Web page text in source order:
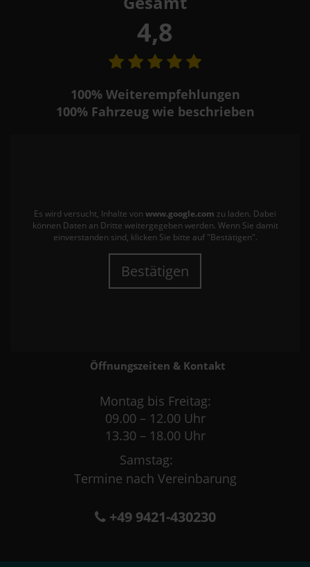
4,8
100%Weiterempfehlungen
100%Fahrzeug wie beschrieben
Es wird versucht, Inhalte von www.google.com zu laden. Dabei
können Daten an Dritte weitergegeben werden. Wenn Sie damit
einverstanden sind, klicken Sie bitte auf "Bestätigen".
Bestätigen
Öffnungszeiten & Kontakt
Montag bis Freitag:
09.00 – 12.00 Uhr
13.30 – 18.00 Uhr
Samstag:
Termine nach Vereinbarung
+49 9421-430230